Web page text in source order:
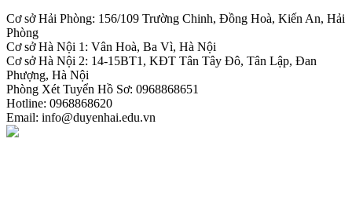
Cơ sở Hải Phòng: 156/109 Trường Chinh, Đồng Hoà, Kiến An, Hải
Phòng
Cơ sở Hà Nội 1: Vân Hoà, Ba Vì, Hà Nội
Cơ sở Hà Nội 2: 14-15BT1, KĐT Tân Tây Đô, Tân Lập, Đan
Phượng, Hà Nội
Phòng Xét Tuyển Hồ Sơ: 0968868651
Hotline: 0968868620
Email: info@duyenhai.edu.vn